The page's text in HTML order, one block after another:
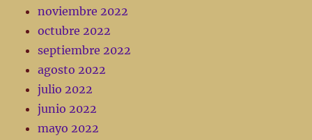
noviembre 2022
octubre 2022
septiembre 2022
agosto 2022
julio 2022
junio 2022
mayo 2022